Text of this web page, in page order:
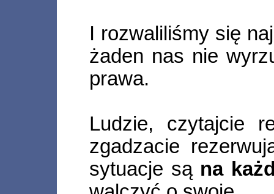
I rozwaliliśmy się
żaden nas nie
prawa.
Ludzie, czytajcie
zgadzacie
sytuacje są na